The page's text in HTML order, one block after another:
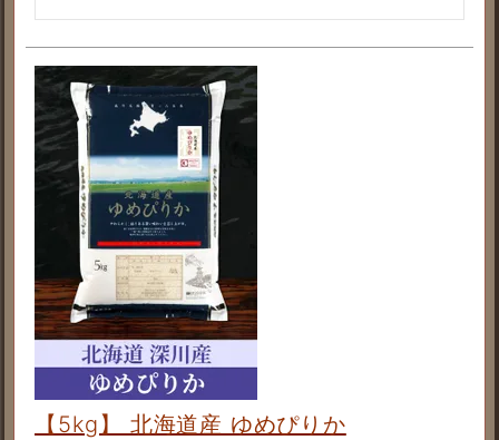
【5kg】 北海道産 ゆめぴりか